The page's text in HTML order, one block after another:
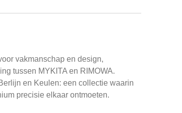
vakmanschap en design,
tussen MYKITA en RIMOWA.
en Keulen: een collectie waarin
precisie elkaar ontmoeten.